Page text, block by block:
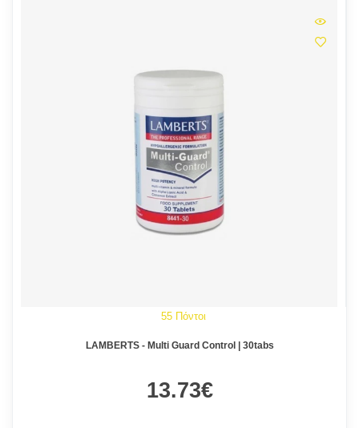
55 Πόντοι
LAMBERTS - Multi Guard Control | 30tabs
13.73€